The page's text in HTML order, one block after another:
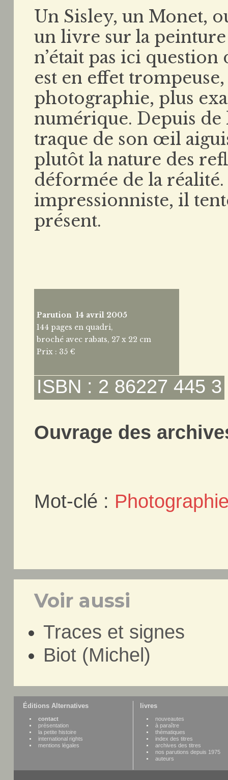
Un Sisley, un Monet,
un livre sur la peinture
n’était pas ici question
est en effet trompeuse,
photographie, plus
numérique. Depuis de
traque de son œil
plutôt la nature des
déformée de la
impressionniste, il
présent.
Parution 14 avril 2005
144 pages en quadri,
broché avec rabats, 27 x 22 cm
Prix : 35 €
ISBN : 2 86227 445 3
Ouvrage des
Mot-clé :
Voir aussi
Traces et signes
Biot (Michel)
Éditions Alternatives
contact
présentation
la petite histoire
international rights
mentions légales
livres
nouveautes
à paraître
thématiques
index des titres
archives des titres
nos parutions depuis 1975
auteurs